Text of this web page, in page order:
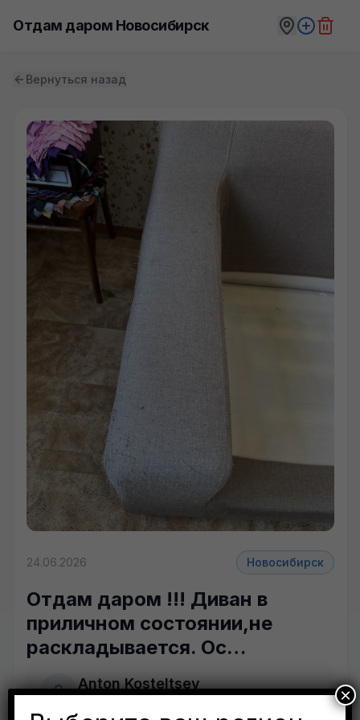
Отдам даром Новосибирск
Вернуться назад
24.06.2026 Новосибирск
Отдам даром !!! Диван в
приличном состоянии,не
раскладывается. Ос…
Anton Kosteltsev
×